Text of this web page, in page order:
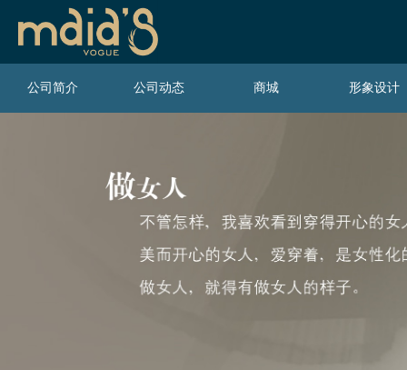
公司简介 公司动态 商城 形象设计